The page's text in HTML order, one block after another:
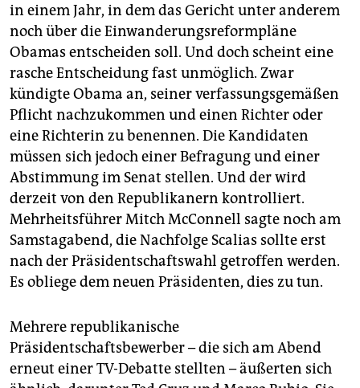
in einem Jahr, in dem das Gericht unter anderem
noch über die Einwanderungsreformpläne
Obamas entscheiden soll. Und doch scheint eine
rasche Entscheidung fast unmöglich. Zwar
kündigte Obama an, seiner verfassungsgemäßen
Pflicht nachzukommen und einen Richter oder
eine Richterin zu benennen. Die Kandidaten
müssen sich jedoch einer Befragung und einer
Abstimmung im Senat stellen. Und der wird
derzeit von den Republikanern kontrolliert.
Mehrheitsführer Mitch McConnell sagte noch am
Samstagabend, die Nachfolge Scalias sollte erst
nach der Präsidentschaftswahl getroffen werden.
Es obliege dem neuen Präsidenten, dies zu tun.
Mehrere republikanische
Präsidentschaftsbewerber – die sich am Abend
erneut einer TV-Debatte stellten – äußerten sich